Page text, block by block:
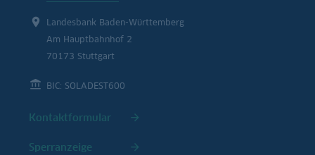
Landesbank Baden-Württemberg
Am Hauptbahnhof 2
70173 Stuttgart
BIC: SOLADEST600
Kontaktformular
Sperranzeige